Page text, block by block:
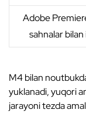
Adobe
sahnalar bilan
M4 bilan
yuklanadi, yuqori
jarayoni tezda